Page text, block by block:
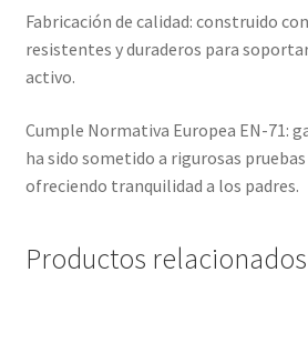
Fabricación de calidad: construido
resistentes y duraderos para
activo.
Cumple Normativa Europea EN-71:
ha sido sometido a rigurosas pruebas
ofreciendo tranquilidad a los padres.
Productos relacionados